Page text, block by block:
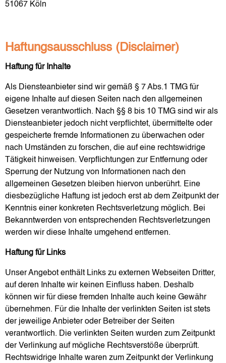
51067 Köln
Haftungsausschluss (Disclaimer)
Haftung für Inhalte
Als Diensteanbieter sind wir gemäß § 7 Abs.1 TMG für
eigene Inhalte auf diesen Seiten nach den allgemeinen
Gesetzen verantwortlich. Nach §§ 8 bis 10 TMG sind wir als
Diensteanbieter jedoch nicht verpflichtet, übermittelte oder
gespeicherte fremde Informationen zu überwachen oder
nach Umständen zu forschen, die auf eine rechtswidrige
Tätigkeit hinweisen. Verpflichtungen zur Entfernung oder
Sperrung der Nutzung von Informationen nach den
allgemeinen Gesetzen bleiben hiervon unberührt. Eine
diesbezügliche Haftung ist jedoch erst ab dem Zeitpunkt der
Kenntnis einer konkreten Rechtsverletzung möglich. Bei
Bekanntwerden von entsprechenden Rechtsverletzungen
werden wir diese Inhalte umgehend entfernen.
Haftung für Links
Unser Angebot enthält Links zu externen Webseiten Dritter,
auf deren Inhalte wir keinen Einfluss haben. Deshalb
können wir für diese fremden Inhalte auch keine Gewähr
übernehmen. Für die Inhalte der verlinkten Seiten ist stets
der jeweilige Anbieter oder Betreiber der Seiten
verantwortlich. Die verlinkten Seiten wurden zum Zeitpunkt
der Verlinkung auf mögliche Rechtsverstöße überprüft.
Rechtswidrige Inhalte waren zum Zeitpunkt der Verlinkung